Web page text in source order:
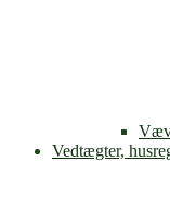
Vedtægter,